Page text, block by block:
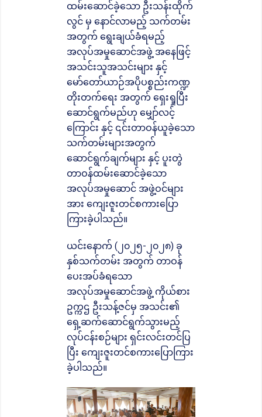
ထမ်းဆောင်ခဲ့သော ဦးသန်းထိုက်
လွင် မှ နောင်လာမည့် သက်တမ်း
အတွက် ရွေးချယ်ခံရမည့်
အလုပ်အမှုဆောင်အဖွဲ့ အနေဖြင့်
အသင်းသူအသင်းများ နှင့်
မော်တော်ယာဉ်အပိုပစ္စည်းကဏ္ဍ
တိုးတက်ရေး အတွက် ရှေးရှုပြီး
ဆောင်ရွက်မည်ဟု မျှော်လင့်
ကြောင်း နှင့် ၎င်းတာဝန်ယူခဲ့သော
သက်တမ်းများအတွက်
ဆောင်ရွက်ချက်များ နှင့် ပူးတွဲ
တာဝန်ထမ်းဆောင်ခဲ့သော
အလုပ်အမှုဆောင် အဖွဲ့ဝင်များ
အား ကျေးဇူးတင်စကားပြော
ကြားခဲ့ပါသည်။
ယင်းနောက် (၂၀၂၅-၂၀၂၈) ခု
နှစ်သက်တမ်း အတွက် တာဝန်
ပေးအပ်ခံရသော
အလုပ်အမှုဆောင်အဖွဲ့ ကိုယ်စား
ဥက္ကဌ ဦးသန့်ဇင်မှ အသင်း၏
ရှေ့ဆက်ဆောင်ရွက်သွားမည့်
လုပ်ငန်းစဉ်များ ရှင်းလင်းတင်ပြ
ပြီး ကျေးဇူးတင်စကားပြောကြား
ခဲ့ပါသည်။